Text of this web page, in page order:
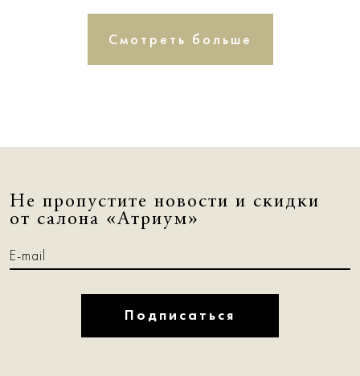
Смотреть больше
Не пропустите новости и скидки
от салона «Атриум»
Подписаться